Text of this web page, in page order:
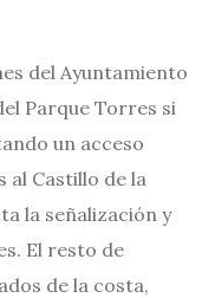
del Ayuntamiento
Parque Torres si
un acceso
al Castillo de la
la señalización y
El resto de
de la costa,